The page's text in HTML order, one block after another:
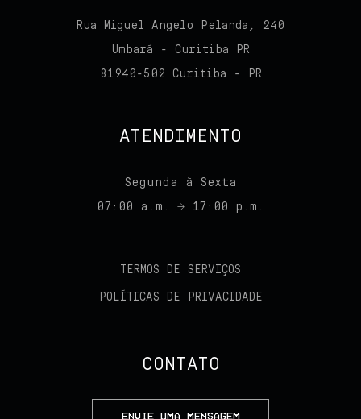
Rua Miguel Angelo Pelanda, 240
Umbará - Curitiba PR
81940-502 Curitiba - PR
ATENDIMENTO
Segunda à Sexta
07:00 a.m. → 17:00 p.m.
TERMOS DE SERVIÇOS
POLÍTICAS DE PRIVACIDADE
CONTATO
ENVIE UMA MENSAGEM